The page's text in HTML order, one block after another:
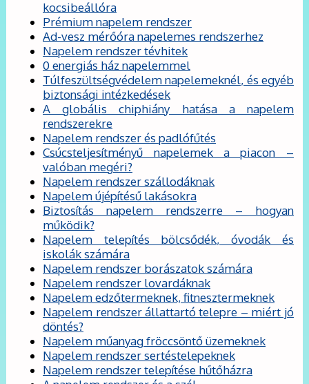
kocsibeállóra
Prémium napelem rendszer
Ad-vesz mérőóra napelemes rendszerhez
Napelem rendszer tévhitek
0 energiás ház napelemmel
Túlfeszültségvédelem napelemeknél, és egyéb
biztonsági intézkedések
A globális chiphiány hatása a napelem
rendszerekre
Napelem rendszer és padlófűtés
Csúcsteljesítményű napelemek a piacon –
valóban megéri?
Napelem rendszer szállodáknak
Napelem újépítésű lakásokra
Biztosítás napelem rendszerre – hogyan
működik?
Napelem telepítés bölcsődék, óvodák és
iskolák számára
Napelem rendszer borászatok számára
Napelem rendszer lovardáknak
Napelem edzőtermeknek, fitnesztermeknek
Napelem rendszer állattartó telepre – miért jó
döntés?
Napelem műanyag fröccsöntő üzemeknek
Napelem rendszer sertéstelepeknek
Napelem rendszer telepítése hűtőházra